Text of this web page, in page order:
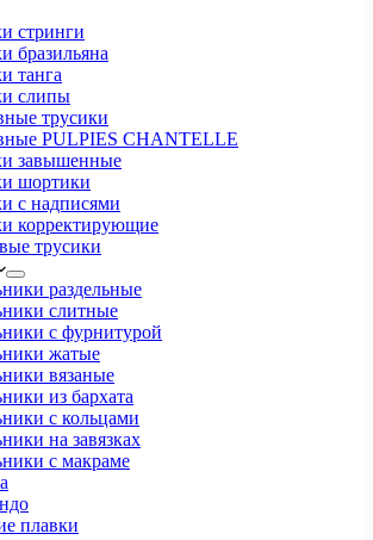
стринги
бразильяна
танга
слипы
трусики
PULPIES CHANTELLE
завышенные
шортики
с надписями
корректирующие
трусики
раздельные
слитные
с фурнитурой
жатые
вязаные
из бархата
с кольцами
на завязках
с макраме
плавки